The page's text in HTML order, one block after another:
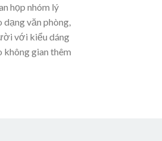
họp nhóm lý
văn phòng,
với kiểu dáng
không gian thêm